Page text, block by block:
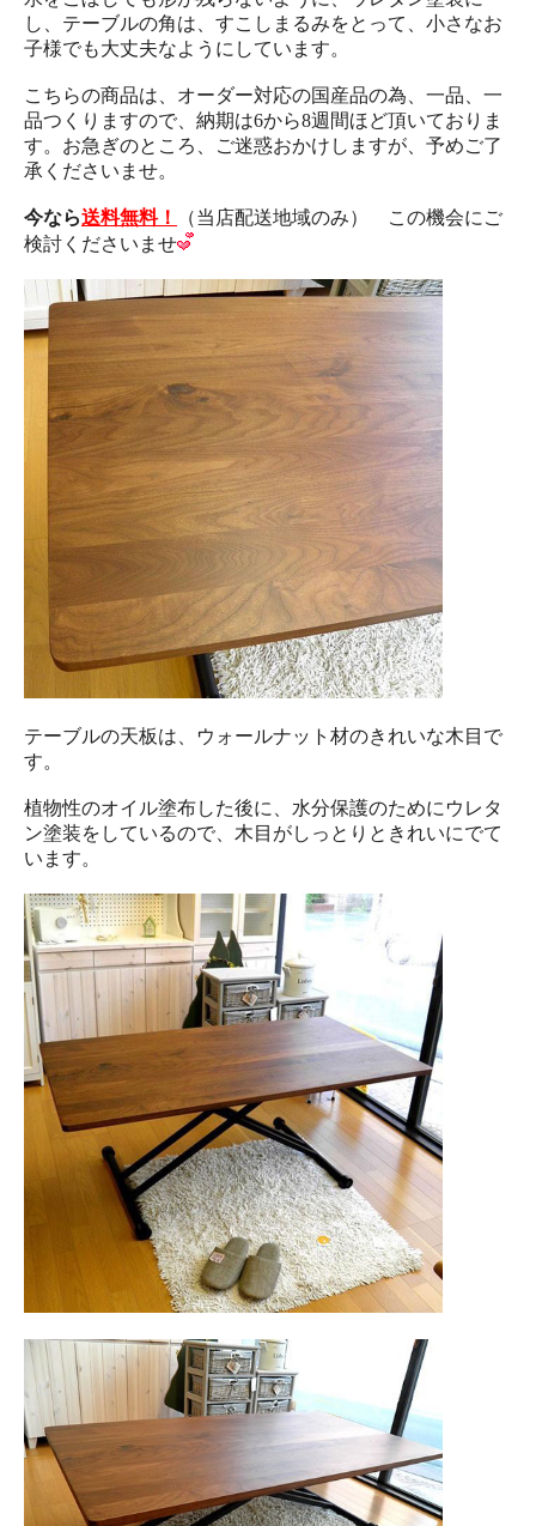
し、テーブルの角は、すこしまるみをとって、小さなお
子様でも大丈夫なようにしています。
こちらの商品は、オーダー対応の国産品の為、一品、一
品つくりますので、納期は6から8週間ほど頂いておりま
す。お急ぎのところ、ご迷惑おかけしますが、予めご了
承くださいませ。
今なら送料無料！
（当店配送地域のみ） この機会にご
検討くださいませ
テーブルの天板は、ウォールナット材のきれいな木目で
す。
植物性のオイル塗布した後に、水分保護のためにウレタ
ン塗装をしているので、木目がしっとりときれいにでて
います。